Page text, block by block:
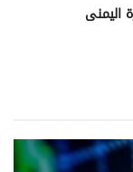
اليمنى